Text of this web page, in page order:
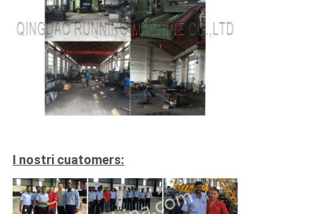
I nostri cuatomers: